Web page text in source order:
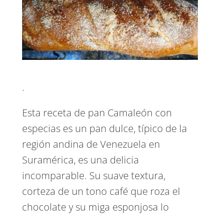
.
Esta receta de pan Camaleón con
especias es un pan dulce, típico de la
región andina de Venezuela en
Suramérica, es una delicia
incomparable. Su suave textura,
corteza de un tono café que roza el
chocolate y su miga esponjosa lo